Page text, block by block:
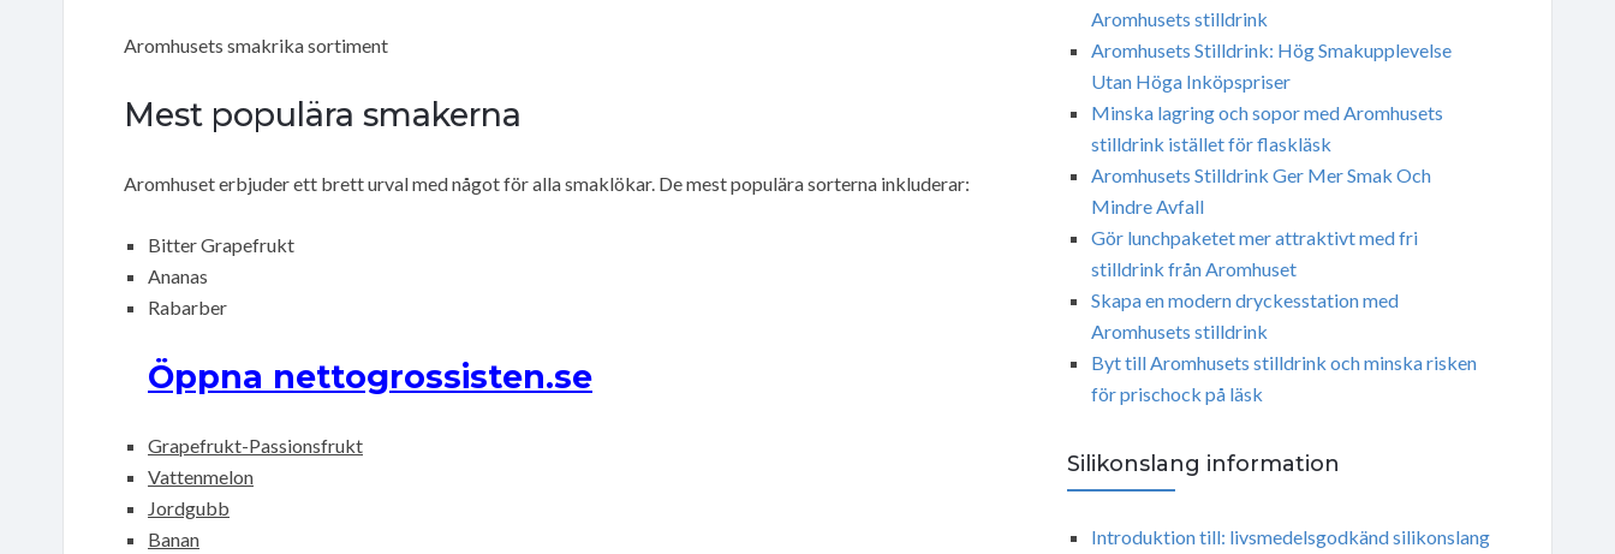
Aromhusets smakrika sortiment
Mest populära smakerna
Aromhuset erbjuder ett brett urval med något för alla smaklökar. De mest populära sorterna inkluderar:
Bitter Grapefrukt
Ananas
Rabarber
Öppna nettogrossisten.se
Grapefrukt-Passionsfrukt
Vattenmelon
Jordgubb
Banan
Aromhusets stilldrink
Aromhusets Stilldrink: Hög Smakupplevelse
Utan Höga Inköpspriser
Minska lagring och sopor med Aromhusets
stilldrink istället för flaskläsk
Aromhusets Stilldrink Ger Mer Smak Och
Mindre Avfall
Gör lunchpaketet mer attraktivt med fri
stilldrink från Aromhuset
Skapa en modern dryckesstation med
Aromhusets stilldrink
Byt till Aromhusets stilldrink och minska risken
för prischock på läsk
Silikonslang information
Introduktion till: livsmedelsgodkänd silikonslang